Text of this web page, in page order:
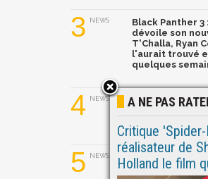
3 NEWS
Black Panther 3
dévoile son
T'Challa, Ryan
l'aurait trouvé
quelques
4 NEWS
Ghost Rider
5 NEWS
Ryan Gosling a
Marvel de
A NE PAS
Critique
réalisateur de
Holland le film